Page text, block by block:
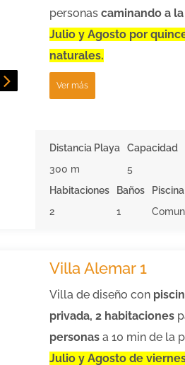
personas caminando a
Julio y Agosto por
naturales.
Ver más
Distancia Playa
300 m
Capacidad
5
Habitaciones
2
Baños
1
Piscina
Villa Alemar 1
Villa de diseño con
privada, 2 habitaciones
personas a 10 min de la
Julio y Agosto de